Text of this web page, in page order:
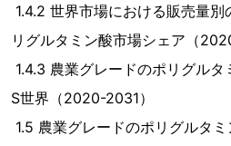
1.4.2 世界市場における販売量
リグルタミン酸市場シェア（
1.4.3 農業グレードのポリグル
S世界（2020-2031）
1.5 農業グレードのポリグルタ